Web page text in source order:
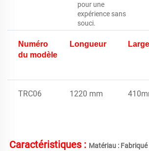
pour une
expérience sans
souci.
Numéro
du modèle
Longueur
TRC06 1220 mm
Caractéristiques : Matériau :